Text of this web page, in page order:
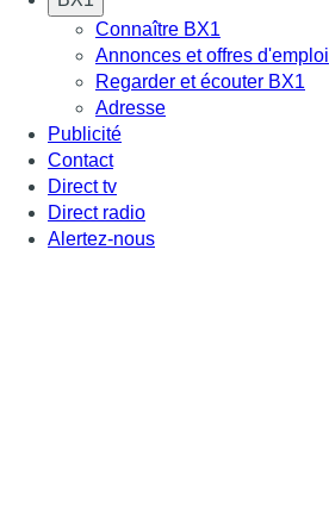
Connaître BX1
Annonces et offres d'emploi
Regarder et écouter BX1
Adresse
Publicité
Contact
Direct tv
Direct radio
Alertez-nous